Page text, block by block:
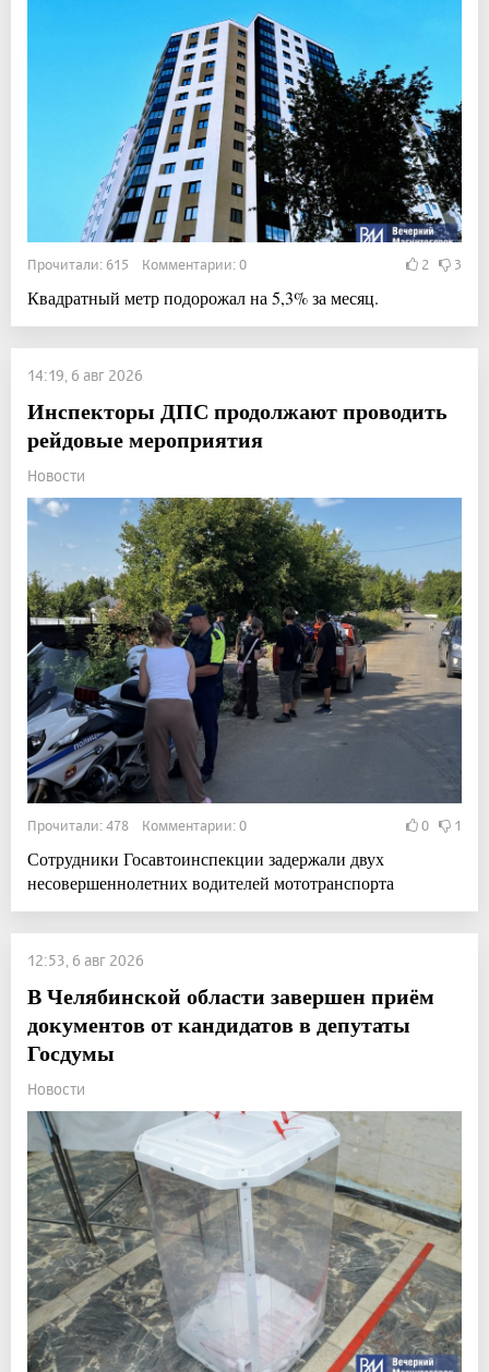
Прочитали: 615 Комментарии: 0 2 3
Квадратный метр подорожал на 5,3% за месяц.
14:19, 6 авг 2026
Инспекторы ДПС продолжают проводить
рейдовые мероприятия
Новости
Прочитали: 478 Комментарии: 0 0 1
Сотрудники Госавтоинспекции задержали двух
несовершеннолетних водителей мототранспорта
12:53, 6 авг 2026
В Челябинской области завершен приём
документов от кандидатов в депутаты
Госдумы
Новости